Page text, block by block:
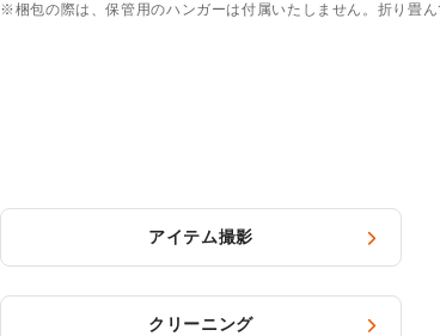
※梱包の際は、保管用のハンガーは付属いたしません。折り畳ん
アイテム撮影
クリーニング